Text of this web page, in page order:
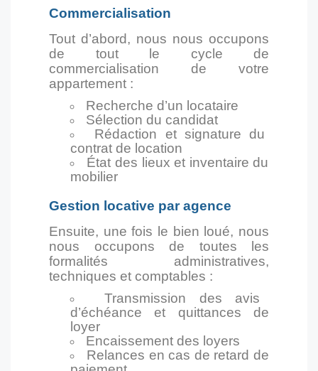
Commercialisation
Tout d’abord, nous nous occupons
de tout le cycle de
commercialisation de votre
appartement :
Recherche d’un locataire
Sélection du candidat
Rédaction et signature du
contrat de location
État des lieux et inventaire du
mobilier
Gestion locative par agence
Ensuite, une fois le bien loué, nous
nous occupons de toutes les
formalités administratives,
techniques et comptables :
Transmission des avis
d’échéance et quittances de
loyer
Encaissement des loyers
Relances en cas de retard de